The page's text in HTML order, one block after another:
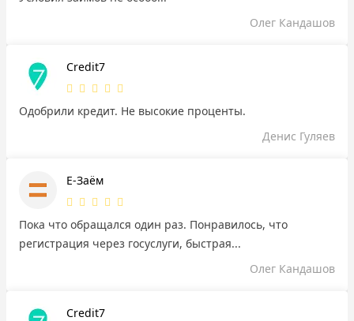
Олег Кандашов
Credit7
Одобрили кредит. Не высокие проценты.
Денис Гуляев
Е-Заём
Пока что обращался один раз. Понравилось, что
регистрация через госуслуги, быстрая...
Олег Кандашов
Credit7